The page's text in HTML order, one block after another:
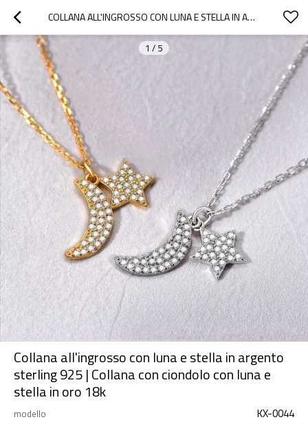
COLLANA ALL'INGROSSO CON LUNA E STELLA IN ARGENTO STERLING 925 | COLLANA CON CIONDOLO CON LUNA E STELLA IN ORO 18K
1 / 5
Collana all'ingrosso con luna e stella in argento
sterling 925 | Collana con ciondolo con luna e
stella in oro 18k
modello KX-0044